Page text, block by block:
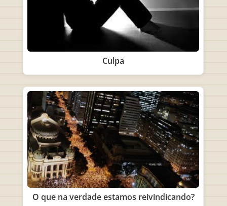
Culpa
O que na verdade estamos reivindicando?